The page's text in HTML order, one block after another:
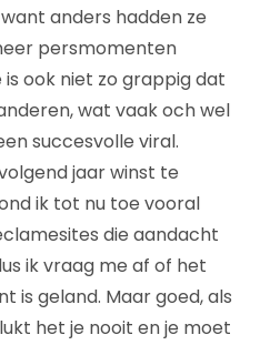
anders hadden ze
persmomenten
ook niet zo grappig dat
wat vaak och wel
succesvolle viral.
jaar winst te
ik tot nu toe vooral
die aandacht
ik vraag me af of het
is geland. Maar goed, als
het je nooit en je moet